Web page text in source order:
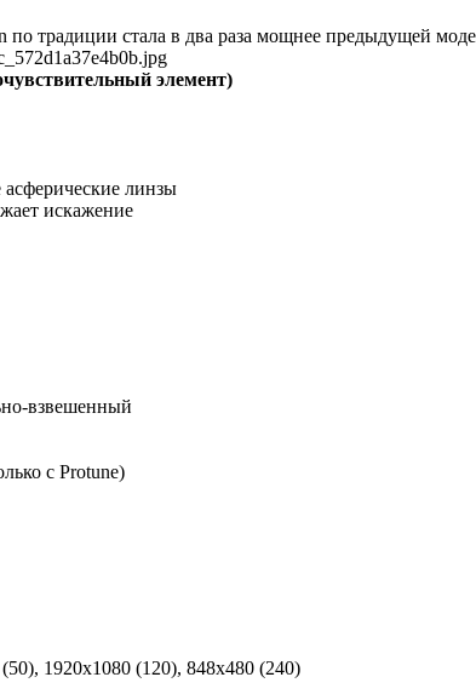
традиции стала в два раза мощнее предыдущей
элемент)
линзы
искажение
взвешенный
с Protune)
1920x1080 (120), 848x480 (240)